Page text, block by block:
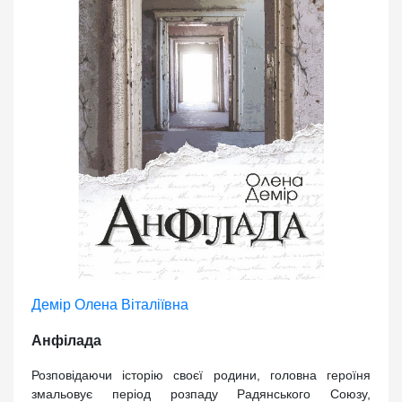
Демір Олена Віталіївна
Анфілада
Розповідаючи історію своєї родини, головна героїня
змальовує період розпаду Радянського Союзу,